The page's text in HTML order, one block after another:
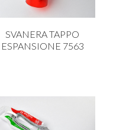
SVANERA TAPPO
ESPANSIONE 7563